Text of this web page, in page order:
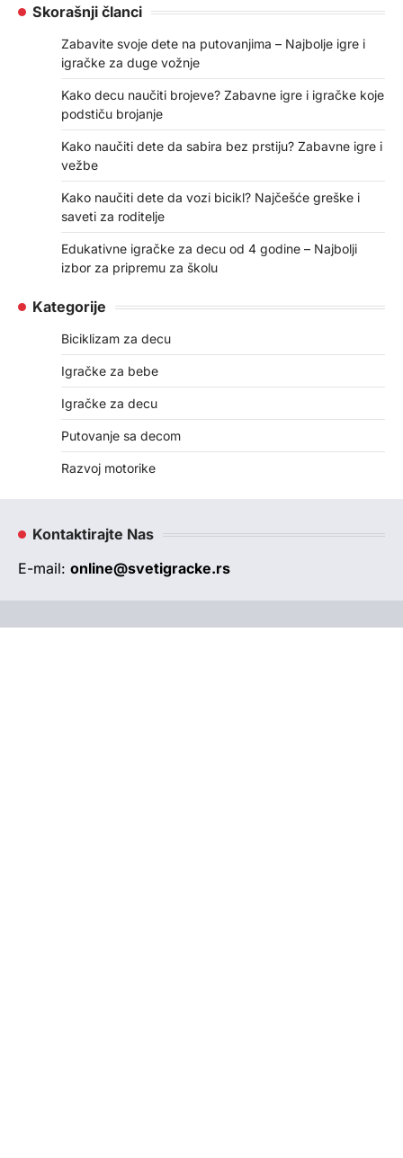
Skorašnji članci
Zabavite svoje dete na putovanjima – Najbolje igre i
igračke za duge vožnje
Kako decu naučiti brojeve? Zabavne igre i igračke koje
podstiču brojanje
Kako naučiti dete da sabira bez prstiju? Zabavne igre i
vežbe
Kako naučiti dete da vozi bicikl? Najčešće greške i
saveti za roditelje
Edukativne igračke za decu od 4 godine – Najbolji
izbor za pripremu za školu
Kategorije
Biciklizam za decu
Igračke za bebe
Igračke za decu
Putovanje sa decom
Razvoj motorike
Kontaktirajte Nas
E-mail: online@svetigracke.rs